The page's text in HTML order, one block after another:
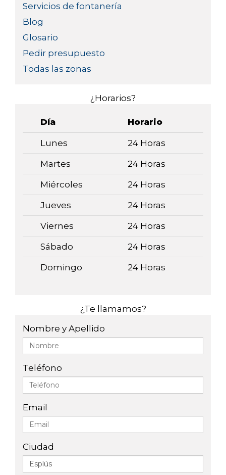
Servicios de fontanería
Blog
Glosario
Pedir presupuesto
Todas las zonas
¿Horarios?
Día Horario
Lunes 24 Horas
Martes 24 Horas
Miércoles 24 Horas
Jueves 24 Horas
Viernes 24 Horas
Sábado 24 Horas
Domingo 24 Horas
¿Te llamamos?
Nombre y Apellido
Teléfono
Email
Ciudad